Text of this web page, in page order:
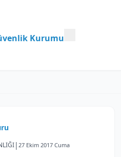
Kurumu
| 27 Ekim 2017 Cuma